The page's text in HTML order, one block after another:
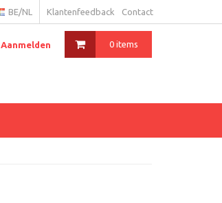
Klantenfeedback Contact
BE/NL
0 items
Aanmelden